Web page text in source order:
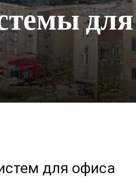
для
для офиса